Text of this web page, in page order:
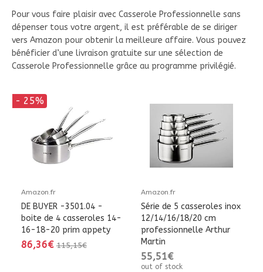
Pour vous faire plaisir avec Casserole Professionnelle sans
dépenser tous votre argent, il est préférable de se diriger
vers Amazon pour obtenir la meilleure affaire. Vous pouvez
bénéficier d’une livraison gratuite sur une sélection de
Casserole Professionnelle grâce au programme privilégié.
- 25%
Amazon.fr
DE BUYER -3501.04 -
boite de 4 casseroles 14-
16-18-20 prim appety
86,36€ 115,15€
Amazon.fr
Série de 5 casseroles inox
12/14/16/18/20 cm
professionnelle Arthur
Martin
55,51€
out of stock